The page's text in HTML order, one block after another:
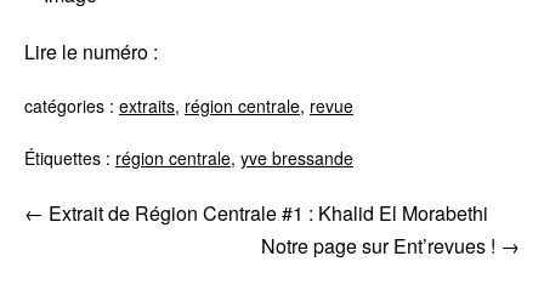
Lire le numéro :
catégories : extraits, région centrale, revue
Étiquettes : région centrale, yve bressande
Navigation
← Extrait de Région Centrale #1 : Khalid El Morabethi
Notre page sur Ent’revues ! →